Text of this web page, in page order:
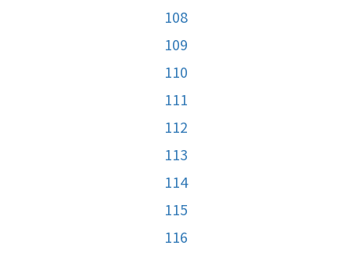
108
109
110
111
112
113
114
115
116